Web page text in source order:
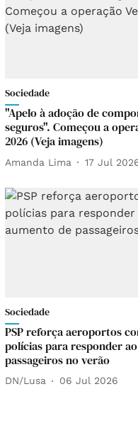
Sociedade
"Apelo à adoção de
seguros". Começou a
2026 (Veja imagens)
Amanda Lima 17 Jul
Sociedade
PSP reforça aeroportos
polícias para responder
passageiros no verão
DN/Lusa 06 Jul 2026